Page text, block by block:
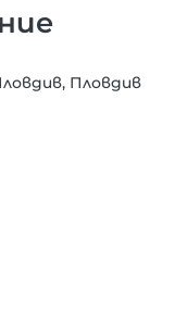
Пловдив